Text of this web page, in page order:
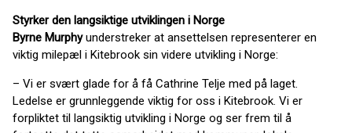
Styrker den langsiktige utviklingen i Norge
Byrne Murphyunderstreker at ansettelsen representerer en
viktig milepæl i Kitebrook sin videre utvikling i Norge:
– Vi er svært glade for å få Cathrine Telje med på laget.
Ledelse er grunnleggende viktig for oss i Kitebrook. Vi er
forpliktet til langsiktig utvikling i Norge og ser frem til å